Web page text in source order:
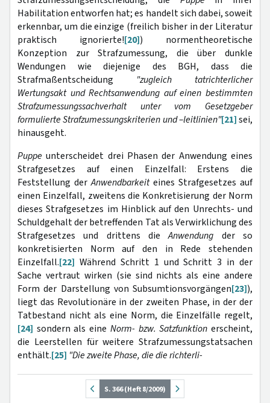
Habilitation entworfen hat; es handelt sich dabei, soweit
erkennbar, um die einzige (freilich bisher in der Literatur
praktisch ignorierte![20]) normentheoretische
Konzeption zur Strafzumessung, die über dunkle
Wendungen wie diejenige des BGH, dass die
Strafmaßentscheidung "zugleich tatrichterlicher
Wertungsakt und Rechtsanwendung auf einen bestimmten
Strafzumessungssachverhalt unter vom Gesetzgeber
formulierte Strafzumessungskriterien und –leitlinien"[21]sei,
hinausgeht.
Puppeunterscheidet drei Phasen der Anwendung eines
Strafgesetzes auf einen Einzelfall: Erstens die
Feststellung derAnwendbarkeiteines Strafgesetzes auf
einen Einzelfall, zweitens die Konkretisierung der Norm
dieses Strafgesetzes im Hinblick auf den Unrechts- und
Schuldgehalt der betreffenden Tat als Verwirklichung des
Strafgesetzes und drittens dieAnwendung der so
konkretisierten Norm auf den in Rede stehenden
Einzelfall.[22] Während Schritt 1 und Schritt 3 in der
Sache vertraut wirken (sie sind nichts als eine andere
Form der Darstellung von Subsumtionsvorgängen[23]),
liegt das Revolutionäre in der zweiten Phase, in der der
Tatbestand nicht als eine Norm, die Einzelfälle regelt,
[24] sondern als eine Norm- bzw. Satzfunktion erscheint,
die Leerstellen für weitere Strafzumessungstatsachen
enthält.[25] "Die zweite Phase, die die richterli-
S. 366 (Heft 8/2009)